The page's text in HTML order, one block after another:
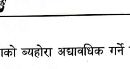
व्यवस्थापनको जिम्मेवारी
लगाउने सम्बन्धमा ।